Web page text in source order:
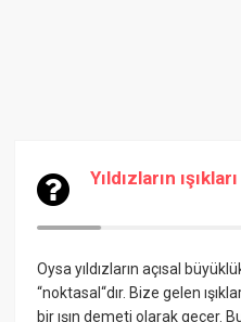
Yıldızların
Oysa yıldızların açısal
“noktasal“dır. Bize gelen
bir ışın demeti olarak geçer.